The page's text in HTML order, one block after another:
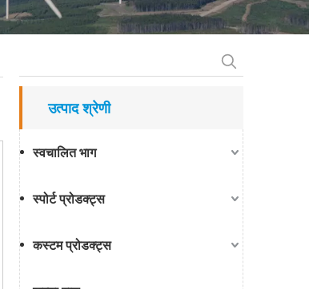
उत्पाद श्रेणी
स्वचालित भाग
स्पोर्ट प्रोडक्ट्स
कस्टम प्रोडक्ट्स